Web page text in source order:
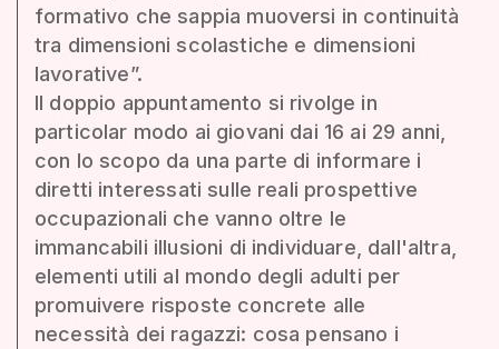
formativo che sappia muoversi in continuità
tra dimensioni scolastiche e dimensioni
lavorative”.
Il doppio appuntamento si rivolge in
particolar modo ai giovani dai 16 ai 29 anni,
con lo scopo da una parte di informare i
diretti interessati sulle reali prospettive
occupazionali che vanno oltre le
immancabili illusioni di individuare, dall'altra,
elementi utili al mondo degli adulti per
promuivere risposte concrete alle
necessità dei ragazzi: cosa pensano i